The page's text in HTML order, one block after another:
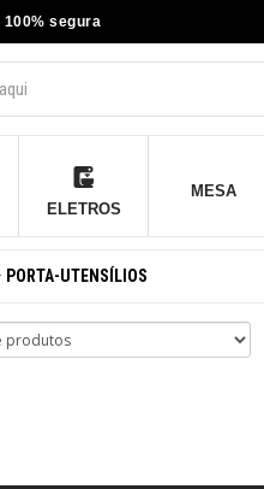
100% segura
ELETROS
MESA
PORTA-UTENSÍLIOS